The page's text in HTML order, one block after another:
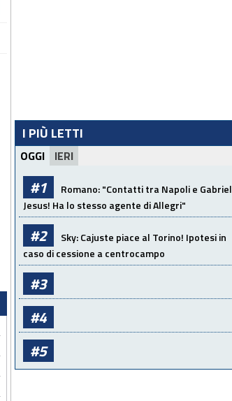
I PIÙ LETTI
OGGI IERI
#1
Romano: "Contatti tra Napoli e Gabriel
Jesus! Ha lo stesso agente di Allegri"
#2
Sky: Cajuste piace al Torino! Ipotesi in
caso di cessione a centrocampo
#3
#4
#5